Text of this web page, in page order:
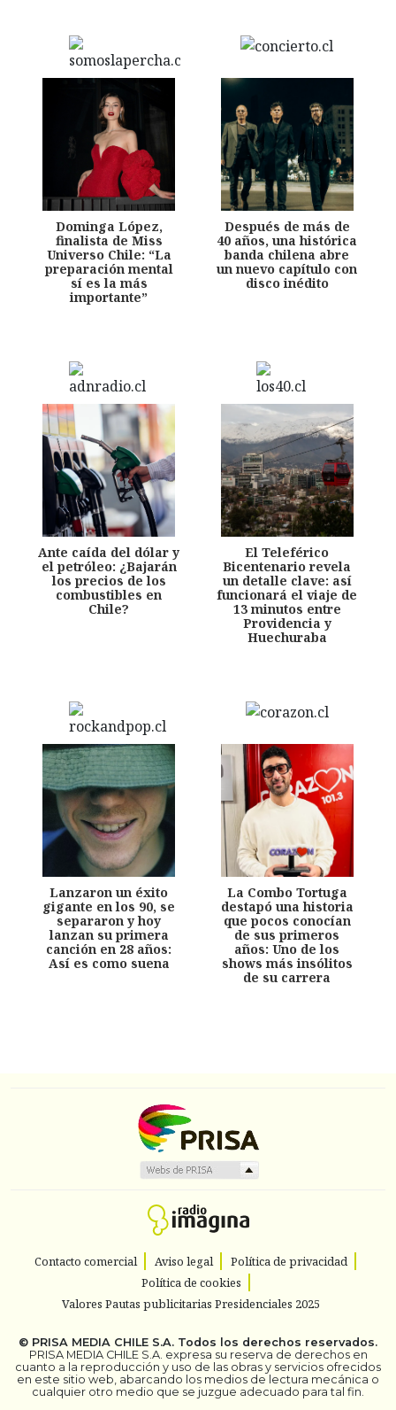
Dominga López,
finalista de Miss
Universo Chile: “La
preparación mental
sí es la más
importante”
Después de más de
40 años, una histórica
banda chilena abre
un nuevo capítulo con
disco inédito
Ante caída del dólar y
el petróleo: ¿Bajarán
los precios de los
combustibles en
Chile?
El Teleférico
Bicentenario revela
un detalle clave: así
funcionará el viaje de
13 minutos entre
Providencia y
Huechuraba
Lanzaron un éxito
gigante en los 90, se
separaron y hoy
lanzan su primera
canción en 28 años:
Así es como suena
La Combo Tortuga
destapó una historia
que pocos conocían
de sus primeros
años: Uno de los
shows más insólitos
de su carrera
Contacto comercial Aviso legal
Política de privacidad
Política de cookies
Valores Pautas publicitarias Presidenciales 2025
© PRISA MEDIA CHILE S.A. Todos los derechos reservados.
PRISA MEDIA CHILE S.A. expresa su reserva de derechos en
cuanto a la reproducción y uso de las obras y servicios ofrecidos
en este sitio web, abarcando los medios de lectura mecánica o
cualquier otro medio que se juzgue adecuado para tal fin.